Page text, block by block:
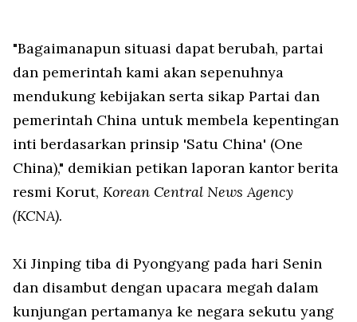
"Bagaimanapun situasi dapat berubah, partai
dan pemerintah kami akan sepenuhnya
mendukung kebijakan serta sikap Partai dan
pemerintah China untuk membela kepentingan
inti berdasarkan prinsip 'Satu China' (One
China)," demikian petikan laporan kantor berita
resmi Korut, Korean Central News Agency
(KCNA).
Xi Jinping tiba di Pyongyang pada hari Senin
dan disambut dengan upacara megah dalam
kunjungan pertamanya ke negara sekutu yang